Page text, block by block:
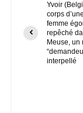
Yvoir
corps d’une
femme
repêché
Meuse, un
interpellé